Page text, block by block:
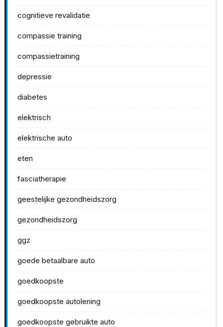
cognitieve revalidatie
compassie training
compassietraining
depressie
diabetes
elektrisch
elektrische auto
eten
fasciatherapie
geestelijke gezondheidszorg
gezondheidszorg
ggz
goede betaalbare auto
goedkoopste
goedkoopste autolening
goedkoopste gebruikte auto